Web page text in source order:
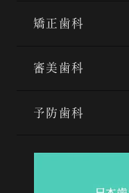
矯正歯科
審美歯科
予防歯科